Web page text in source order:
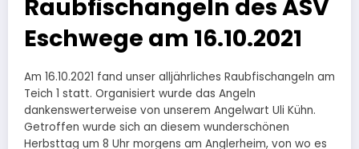
Raubfischangeln des ASV
Eschwege am 16.10.2021
Am 16.10.2021 fand unser alljährliches Raubfischangeln am
Teich 1 statt. Organisiert wurde das Angeln
dankenswerterweise von unserem Angelwart Uli Kühn.
Getroffen wurde sich an diesem wunderschönen
Herbsttag um 8 Uhr morgens am Anglerheim, von wo es